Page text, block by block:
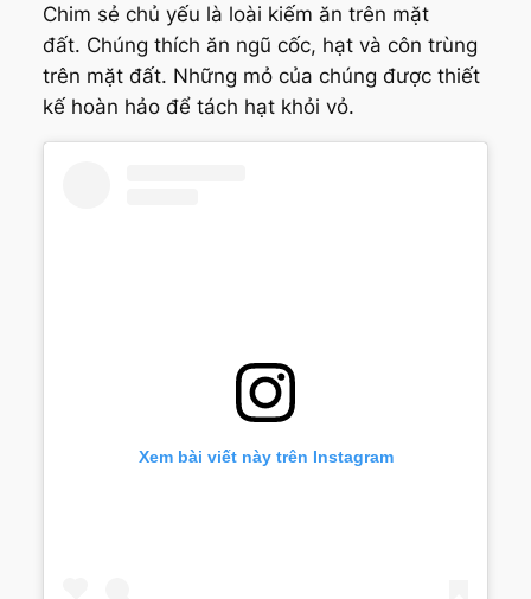
Chim sẻ chủ yếu là loài kiếm ăn trên mặt
đất. Chúng thích ăn ngũ cốc, hạt và côn trùng
trên mặt đất. Những mỏ của chúng được thiết
kế hoàn hảo để tách hạt khỏi vỏ.
Xem bài viết này trên Instagram